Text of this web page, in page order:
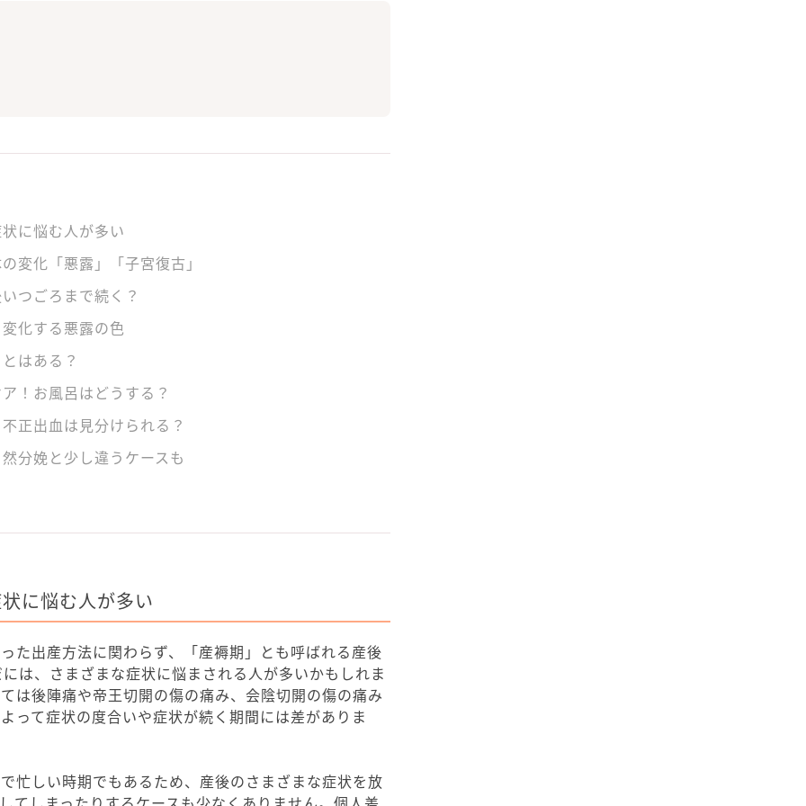
に悩む人が多い
変化「悪露」「子宮復古」
つごろまで続く？
化する悪露の色
はある？
！お風呂はどうする？
正出血は見分けられる？
分娩と少し違うケースも
に悩む人が多い
た出産方法に関わらず、「産褥期」とも呼ばれる産後
は、さまざまな症状に悩まされる人が多いかもしれま
は後陣痛や帝王切開の傷の痛み、会陰切開の傷の痛み
って症状の度合いや症状が続く期間には差がありま
忙しい時期でもあるため、産後のさまざまな症状を放